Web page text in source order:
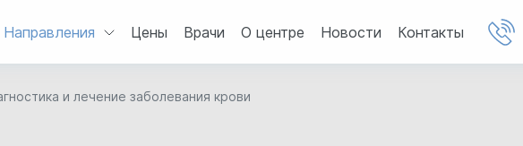
Направления Цены Врачи О центре Новости Контакты
и лечение заболевания крови